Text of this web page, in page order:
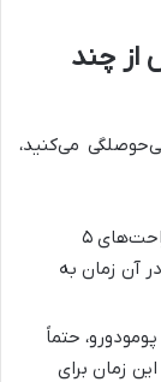
از چند
می‌کنید،
مطمئن شوید که استراحت‌های ۵
آن زمان به
بعد از هر ۴ پومودورو، حتماً
این زمان برای